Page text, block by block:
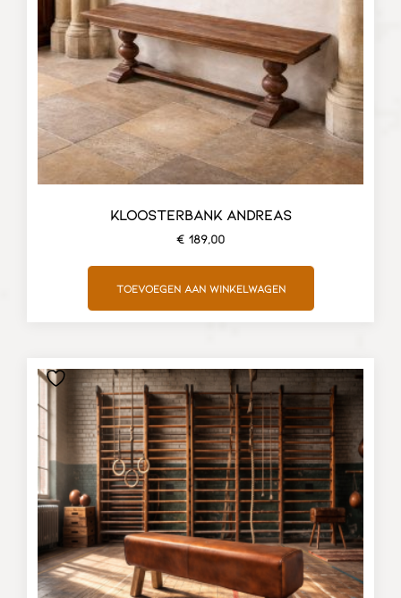
KLOOSTERBANK ANDREAS
€ 189,00
Toevoegen aan winkelwagen